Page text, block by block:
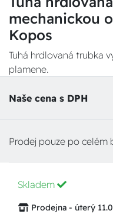
mechanickou
Kopos
Tuhá hrdlovaná trubka
plamene.
Naše cena s DPH
Prodej pouze po celém
Skladem
Prodejna - úterý